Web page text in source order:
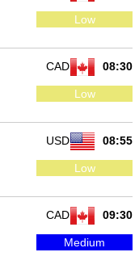
Low
08:30
CAD
Low
08:55
USD
Low
09:30
CAD
Medium